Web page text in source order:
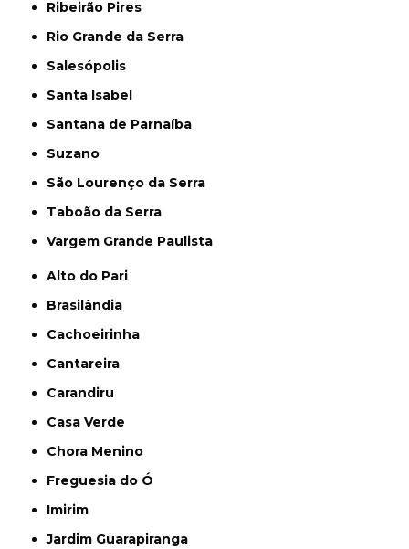
Ribeirão Pires
Rio Grande da Serra
Salesópolis
Santa Isabel
Santana de Parnaíba
Suzano
São Lourenço da Serra
Taboão da Serra
Vargem Grande Paulista
Alto do Pari
Brasilândia
Cachoeirinha
Cantareira
Carandiru
Casa Verde
Chora Menino
Freguesia do Ó
Imirim
Jardim Guarapiranga